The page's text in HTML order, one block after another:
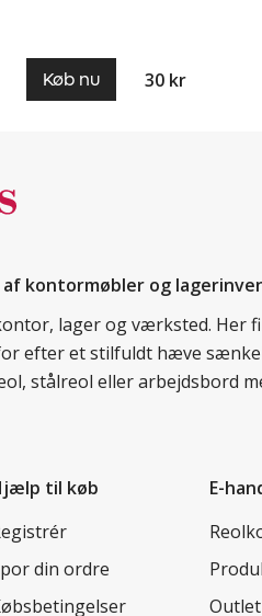
Køb nu 30 kr
af kontormøbler og
lager og værksted.
efter et stilfuldt hæve
stålreol eller arbejdsbord
til køb
din ordre
E-
Outlet